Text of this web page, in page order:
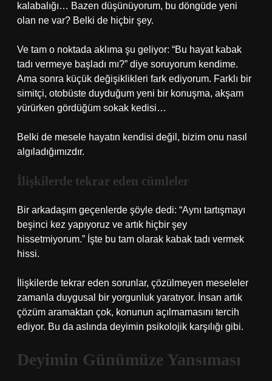
kalabalığı… Bazen düşünüyorum, bu döngüde yeni
olan ne var? Belki de hiçbir şey.
Ve tam o noktada aklıma şu geliyor: “Bu hayat kabak
tadı vermeye başladı mı?” diye soruyorum kendime.
Ama sonra küçük değişiklikleri fark ediyorum. Farklı bir
simitçi, otobüste duyduğum yeni bir konuşma, akşam
yürürken gördüğüm sokak kedisi…
Belki de mesele hayatın kendisi değil, bizim onu nasıl
algıladığımızdır.
İlişkilerde tekrar eden cümleler
Bir arkadaşım geçenlerde şöyle dedi: “Aynı tartışmayı
beşinci kez yapıyoruz ve artık hiçbir şey
hissetmiyorum.” İşte bu tam olarak kabak tadı vermek
hissi.
İlişkilerde tekrar eden sorunlar, çözülmeyen meseleler
zamanla duygusal bir yorgunluk yaratıyor. İnsan artık
çözüm aramaktan çok, konunun açılmamasını tercih
ediyor. Bu da aslında deyimin psikolojik karşılığı gibi.
Deyimin Günümüze Yansıması